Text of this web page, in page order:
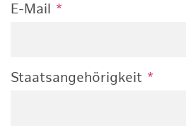
E-Mail *
Staatsangehörigkeit *